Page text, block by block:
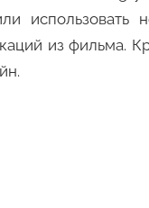
из фильма.